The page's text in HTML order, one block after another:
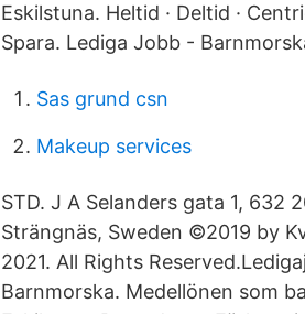
Eskilstuna. Heltid · Deltid ·
Spara. Lediga Jobb -
Sas grund csn
Makeup services
STD. J A Selanders gata 1, 632
Strängnäs, Sweden ©2019 by
2021. All Rights
Barnmorska. Medellönen som